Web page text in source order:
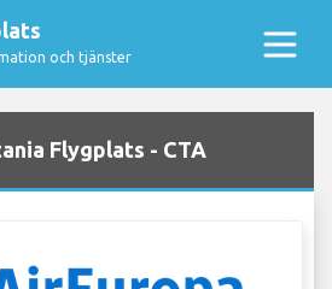
och tjänster
Flygplats - CTA